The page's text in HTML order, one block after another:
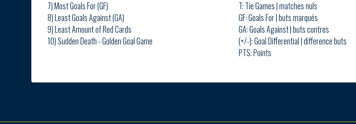
7) Most Goals For (GF)
8) Least Goals Against (GA)
9) Least Amount of Red Cards
10) Sudden Death - Golden Goal Game
T: Tie Games | matches nuls
GF: Goals For | buts marqués
GA: Goals Against | buts contres
(+/-): Goal Differential | difference buts
PTS: Points